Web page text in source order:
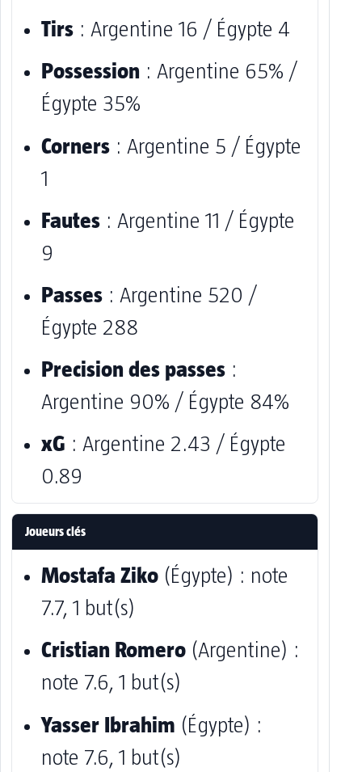
Tirs : Argentine 16 / Égypte 4
Possession : Argentine 65% /
Égypte 35%
Corners : Argentine 5 / Égypte
1
Fautes : Argentine 11 / Égypte
9
Passes : Argentine 520 /
Égypte 288
Precision des passes :
Argentine 90% / Égypte 84%
xG : Argentine 2.43 / Égypte
0.89
Joueurs clés
Mostafa Ziko (Égypte) : note
7.7, 1 but(s)
Cristian Romero (Argentine) :
note 7.6, 1 but(s)
Yasser Ibrahim (Égypte) :
note 7.6, 1 but(s)